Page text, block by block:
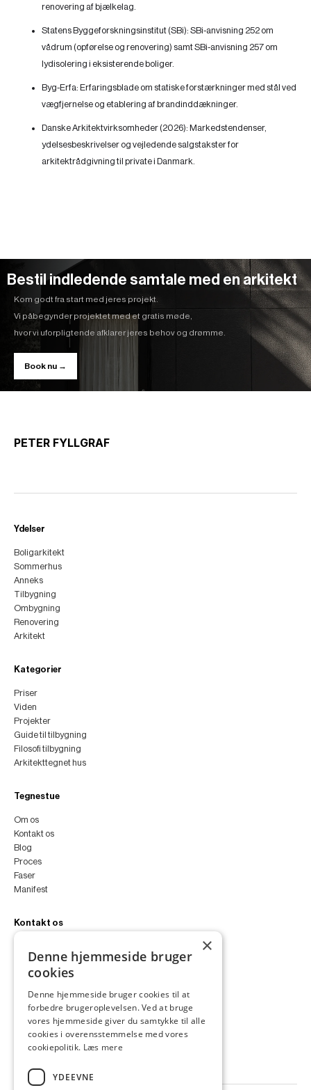
renovering af bjælkelag.
Statens Byggeforskningsinstitut (SBi): SBi-anvisning 252 om
vådrum (opførelse og renovering) samt SBi-anvisning 257 om
lydisolering i eksisterende boliger.
Byg-Erfa: Erfaringsblade om statiske forstærkninger med stål ved
vægfjernelse og etablering af brandinddækninger.
Danske Arkitektvirksomheder (2026): Markedstendenser,
ydelsesbeskrivelser og vejledende salgstakster for
arkitektrådgivning til private i Danmark.
Bestil indledende samtale med en arkitekt
Kom godt fra start med jeres projekt.
Vi påbegynder projektet med et gratis møde,
hvor vi uforpligtende afklarer jeres behov og drømme.
Book nu →
PETER FYLLGRAF
Ydelser
Boligarkitekt
Sommerhus
Anneks
Tilbygning
Ombygning
Renovering
Arkitekt
Kategorier
Priser
Viden
Projekter
Guide til tilbygning
Filosofi tilbygning
Arkitekttegnet hus
Tegnestue
Om os
Kontakt os
Blog
Proces
Faser
Manifest
Kontakt os
+45 4252 0011
VA11a
2300 København S
Instagram
LinkedIn
×
Denne hjemmeside bruger
cookies
Denne hjemmeside bruger cookies til at
forbedre brugeroplevelsen. Ved at bruge
vores hjemmeside giver du samtykke til alle
cookies i overensstemmelse med vores
cookiepolitik. Læs mere
YDEEVNE